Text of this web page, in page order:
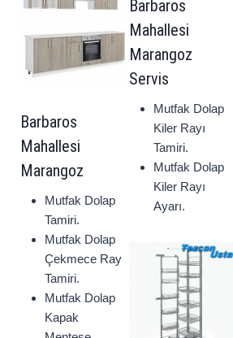
Barbaros
Mahallesi
Marangoz
Mutfak Dolap
Tamiri.
Mutfak Dolap
Çekmece Ray
Tamiri.
Mutfak Dolap
Kapak
Barbaros
Mahallesi
Marangoz
Servis
Mutfak Dolap
Kiler Rayı
Tamiri.
Mutfak Dolap
Kiler Rayı
Ayarı.